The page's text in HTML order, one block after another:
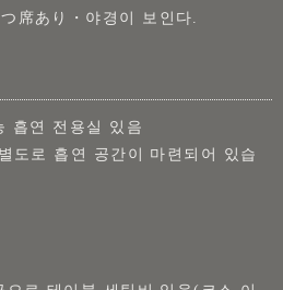
席あり・야경이 보인다.
흡연 전용실 있음
도로 흡연 공간이 마련되어 있습